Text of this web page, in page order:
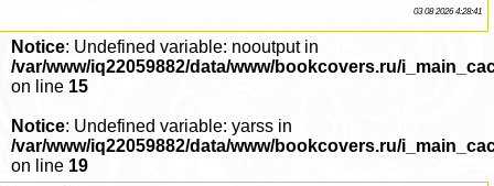
03 08 2026 4:28:41
Notice: Undefined variable: nooutput in
/var/www/iq22059882/data/www/bookcovers.ru/
on line 15
Notice: Undefined variable: yarss in
/var/www/iq22059882/data/www/bookcovers.ru/
on line 19